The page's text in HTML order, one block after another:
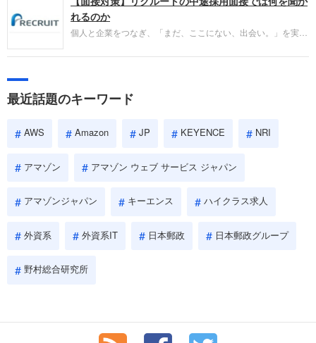
IBMです。採用面接対策の企業研究にご活用くださ
い。
れるのか
個人と企業をつなぎ、「まだ、ここにない、出会い。」を実現
やこれまでの成果を具体的に問われるほか、「人間性」も評価
しょう。
最近話題のキーワード
AWS Amazon JP KEYENCE NRI
アマゾン アマゾン ウェブ サービス ジャパン
アマゾンジャパン キーエンス ハイクラス求人
外資系 外資系IT 日本郵政 日本郵政グループ
野村総合研究所